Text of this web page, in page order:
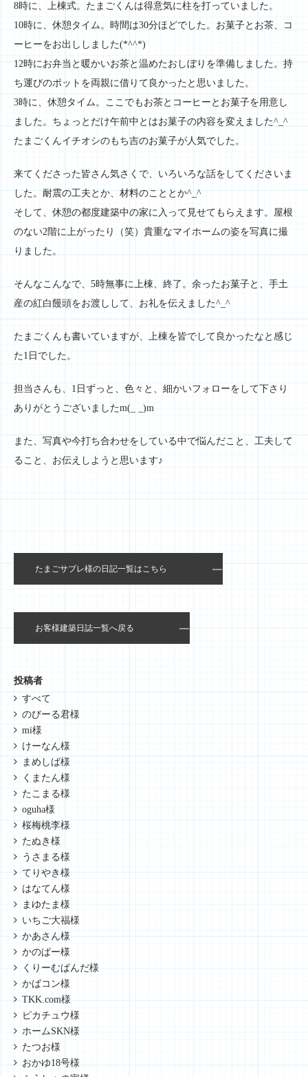
8時に、上棟式。たまごくんは得意気に柱を打っていました。
10時に、休憩タイム。時間は30分ほどでした。お菓子とお茶、コ
ーヒーをお出ししました(*^^*)
12時にお弁当と暖かいお茶と温めたおしぼりを準備しました。持
ち運びのポットを両親に借りて良かったと思いました。
3時に、休憩タイム。ここでもお茶とコーヒーとお菓子を用意し
ました。ちょっとだけ午前中とはお菓子の内容を変えました^_^
たまごくんイチオシのもち吉のお菓子が人気でした。
来てくださった皆さん気さくで、いろいろな話をしてくださいま
した。耐震の工夫とか、材料のこととか^_^
そして、休憩の都度建築中の家に入って見せてもらえます。屋根
のない2階に上がったり（笑）貴重なマイホームの姿を写真に撮
りました。
そんなこんなで、5時無事に上棟、終了。余ったお菓子と、手土
産の紅白饅頭をお渡しして、お礼を伝えました^_^
たまごくんも書いていますが、上棟を皆でして良かったなと感じ
た1日でした。
担当さんも、1日ずっと、色々と、細かいフォローをして下さり
ありがとうございましたm(_ _)m
また、写真や今打ち合わせをしている中で悩んだこと、工夫して
ること、お伝えしようと思います♪
たまごサブレ様の日記一覧はこちら
お客様建築日誌一覧へ戻る
投稿者
すべて
のびーる君様
mi様
けーなん様
まめしば様
くまたん様
たこまる様
oguha様
桜梅桃李様
たぬき様
うさまる様
てりやき様
はなてん様
まゆたま様
いちご大福様
かあさん様
かのぱー様
くりーむぱんだ様
かばコン様
TKK.com様
ピカチュウ様
ホームSKN様
たつお様
おかゆ18号様